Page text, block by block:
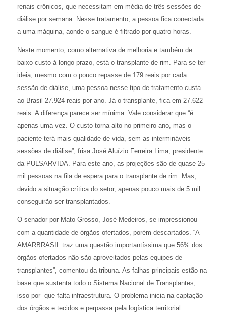
renais crônicos, que necessitam em média de três sessões de
diálise por semana. Nesse tratamento, a pessoa fica conectada
a uma máquina, aonde o sangue é filtrado por quatro horas.
Neste momento, como alternativa de melhoria e também de
baixo custo à longo prazo, está o transplante de rim. Para se ter
ideia, mesmo com o pouco repasse de 179 reais por cada
sessão de diálise, uma pessoa nesse tipo de tratamento custa
ao Brasil 27.924 reais por ano. Já o transplante, fica em 27.622
reais. A diferença parece ser mínima. Vale considerar que “é
apenas uma vez. O custo torna alto no primeiro ano, mas o
paciente terá mais qualidade de vida, sem as intermináveis
sessões de diálise”, frisa José Aluízio Ferreira Lima, presidente
da PULSARVIDA. Para este ano, as projeções são de quase 25
mil pessoas na fila de espera para o transplante de rim. Mas,
devido a situação crítica do setor, apenas pouco mais de 5 mil
conseguirão ser transplantados.
O senador por Mato Grosso, José Medeiros, se impressionou
com a quantidade de órgãos ofertados, porém descartados. “A
AMARBRASIL traz uma questão importantíssima que 56% dos
órgãos ofertados não são aproveitados pelas equipes de
transplantes”, comentou da tribuna. As falhas principais estão na
base que sustenta todo o Sistema Nacional de Transplantes,
isso por que falta infraestrutura. O problema inicia na captação
dos órgãos e tecidos e perpassa pela logística territorial.